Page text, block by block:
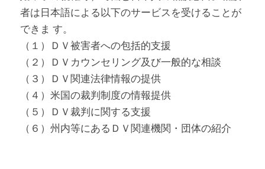
者は日本語による以下のサービスを受けることが
できま す。
（１）ＤＶ被害者への包括的支援
（２）ＤＶカウンセリング及び一般的な相談
（３）ＤＶ関連法律情報の提供
（４）米国の裁判制度の情報提供
（５）ＤＶ裁判に関する支援
（６）州内等にあるＤＶ関連機関・団体の紹介